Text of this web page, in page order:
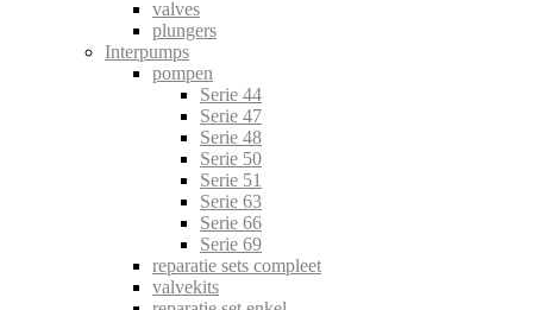
valves
plungers
Interpumps
pompen
Serie 44
Serie 47
Serie 48
Serie 50
Serie 51
Serie 63
Serie 66
Serie 69
reparatie sets compleet
valvekits